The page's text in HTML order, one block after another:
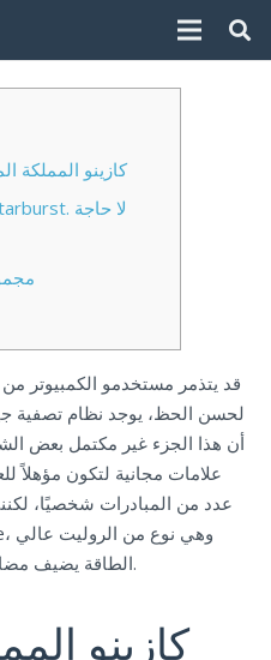
كازينو المملكة المتحدة –
قد يتذمر مستخدمو الكمبيوتر
لحسن الحظ، يوجد نظام تصفية
أن هذا الجزء غير مكتمل بعض
علامات مجانية لتكون مؤهلاً
عدد من المبادرات شخصيًا،
الطاقة يضيف مضاعفات لتحقيق أرباح محتملة أكبر.
كازينو